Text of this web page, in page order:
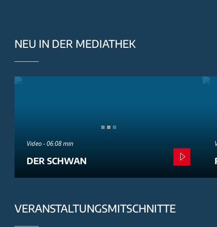
NEU IN DER MEDIATHEK
Video - 06:08 min
DER SCHWAN
VERANSTALTUNGSMITSCHNITTE